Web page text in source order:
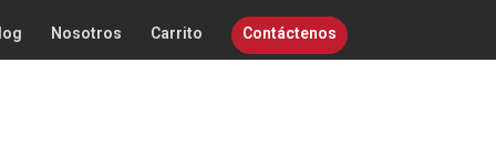
Nosotros Carrito Contáctenos